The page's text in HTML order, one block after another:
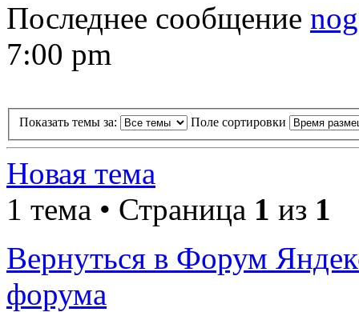
Последнее сообщение
7:00 pm
Показать темы за: Поле сортировки
Новая тема
1 тема • Страница 1 из 1
Вернуться в Форум
форума